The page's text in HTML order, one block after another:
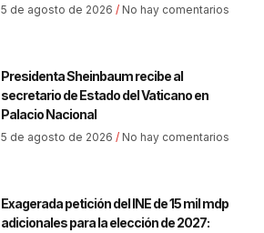
5 de agosto de 2026 No hay comentarios
Presidenta Sheinbaum recibe al
secretario de Estado del Vaticano en
Palacio Nacional
5 de agosto de 2026 No hay comentarios
Exagerada petición del INE de 15 mil mdp
adicionales para la elección de 2027: